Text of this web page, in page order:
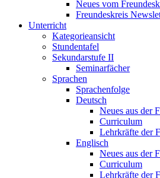
Neues vom
Freundeskreis
Unterricht
Kategorieansicht
Stundentafel
Sekundarstufe II
Seminarfächer
Sprachen
Sprachenfolge
Deutsch
Neues aus der
Curriculum
Lehrkräfte der
Englisch
Neues aus der
Curriculum
Lehrkräfte der